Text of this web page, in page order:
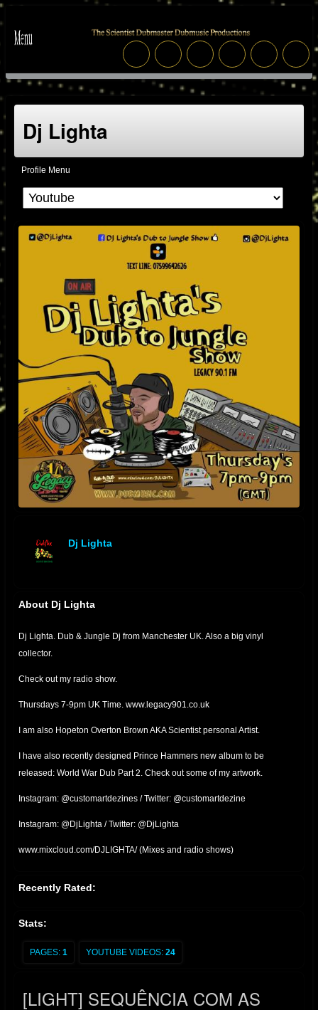
Dj Lighta
Profile Menu
Dj Lighta
About Dj Lighta
Dj Lighta. Dub & Jungle Dj from Manchester UK. Also a big vinyl
collector.
Check out my radio show.
Thursdays 7-9pm UK Time. www.legacy901.co.uk
I am also Hopeton Overton Brown AKA Scientist personal Artist.
I have also recently designed Prince Hammers new album to be
released: World War Dub Part 2. Check out some of my artwork.
Instagram: @customartdezines / Twitter: @customartdezine
Instagram: @DjLighta / Twitter: @DjLighta
www.mixcloud.com/DJLIGHTA/ (Mixes and radio shows)
Recently Rated:
Stats:
PAGES: 1 YOUTUBE VIDEOS: 24
[LIGHT] SEQUÊNCIA COM AS